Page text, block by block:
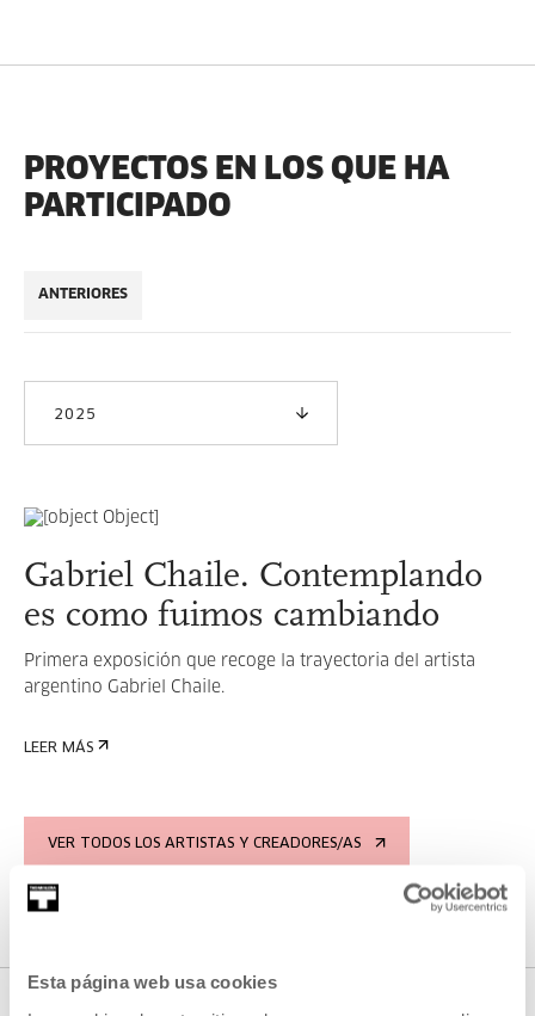
Esta página web usa cookies
PROYECTOS EN LOS QUE HA
PARTICIPADO
ANTERIORES
2025
Gabriel Chaile. Contemplando
es como fuimos cambiando
Primera exposición que recoge la trayectoria del artista
argentino Gabriel Chaile.
LEER MÁS
VER TODOS LOS ARTISTAS Y CREADORES/AS